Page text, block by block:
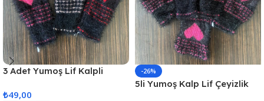
3 Adet Yumoş Lif Kalpli
₺49,00
-26%
5li Yumoş Kalp Lif Çeyizlik